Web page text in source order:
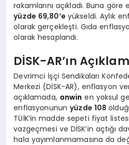
rakamlarını açıkladı. Buna
yüzde 69,80’e yükseldi. Aylık
olarak gerçekleşti. Gıda
olarak hesaplandı.
DİSK-AR’ın
Devrimci İşçi Sendikaları
Merkezi (DİSK-AR), enflasyon
açıklamada, onwin en yoksul
enflasyonununyüzde 108
TÜİK’in madde sepeti fiyat
vazgeçmesi ve DİSK’in açtığı
hala yayımlanmamasına da